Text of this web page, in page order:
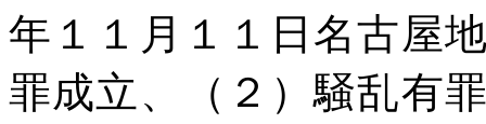
年１１月１１日名古屋
罪成立、（２）騒乱有